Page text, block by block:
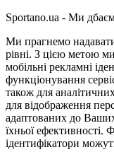
Sportano.ua - Ми
Ми прагнемо
рівні. З цією метою
мобільні рекламні
функціонування
також для
для відображення
адаптованих до
їхньої ефективності.
ідентифікатори